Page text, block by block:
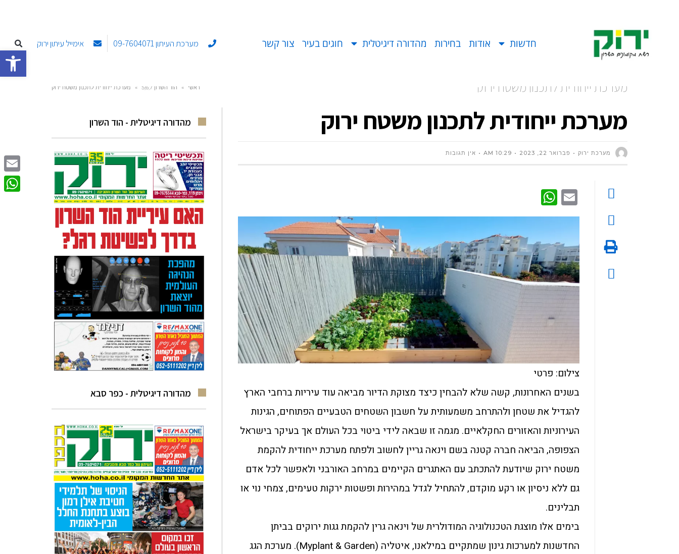
פתח חדשות אודות בחירות מהדורה דיגיטלית חוגים בעיר צור קשר מערכת העיתון 09-7604071 אימייל עיתון ירוק
מערכת ייחודית לתכנון משטח ירוק ראשי » הוד השרון 5,6,7 » מערכת ייחודית לתכנון משטח ירוק
מערכת ייחודית לתכנון משטח ירוק
מערכת ירוק פברואר 22, 2023 10:29 AM אין תגובות
Email
צילום: פרטי
בשנים האחרונות, קשה שלא להבחין כיצד מצוקת הדיור מביאה עוד עיריות ברחבי הארץ
להגדיל את שטחן ולהתרחב משמעותית על חשבון השטחים הטבעיים הפתוחים, הגינות
העירוניות והאזורים החקלאיים. מגמה זו שבאה לידי ביטוי בכל העולם אך בעיקר בישראל
הצפופה, הביאה חברה קטנה בשם וינאה גריין לחשוב ולפתח מערכת ייחודית להקמת
משטח ירוק שיודעת להתכתב עם האתגרים הקיימים במרחב האורבני ולאפשר לכל אדם
גם ללא ניסיון או רקע מוקדם, להתחיל לגדל במהירות ופשטות ירקות טעימים, צמחי נוי או
תבלינים.
בימים אלו מוצגת הטכנולוגיה המודולרית של וינאה גרין להקמת גגות ירוקים בביתן
החדשנות למערכות גינון שמתקיים במילאנו, איטליה (Myplant & Garden). מערכת הגג
מהדורה דיגיטלית - הוד השרון
מהדורה דיגיטלית - כפר סבא